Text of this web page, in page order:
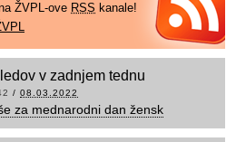
ŽVPL-ove RSS kanale!
v zadnjem tednu
/ 08.03.2022
za mednarodni dan žensk